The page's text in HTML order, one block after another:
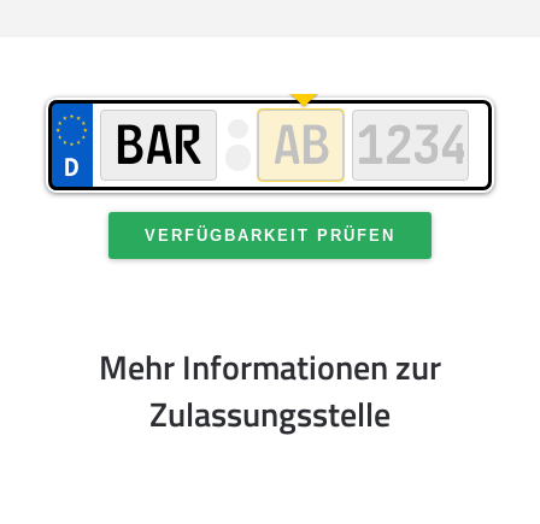
VERFÜGBARKEIT PRÜFEN
Mehr Informationen zur
Zulassungsstelle